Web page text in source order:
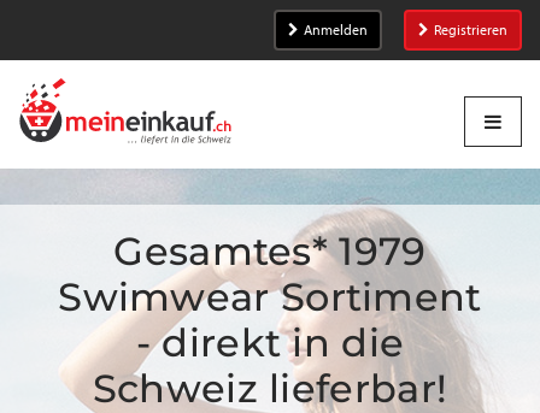
Anmelden Registrieren
Gesamtes* 1979
Swimwear Sortiment
- direkt in die
Schweiz lieferbar!